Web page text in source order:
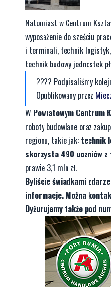
Natomiast w Centrum
wyposażenie do sześciu
i terminali, technik logistyk,
technik budowy jednostek
???? Podpisaliśmy
Opublikowany przez
W Powiatowym Centrum
roboty budowlane oraz
regionu, takie jak: technik
skorzysta 490 uczniów
prawie 3,1 mln zł.
Byliście świadkami
informacje. Można
Dyżurujemy także pod